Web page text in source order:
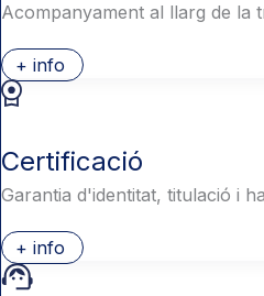
Acompanyament al llarg de la
+ info
Certificació
Garantia d'identitat, titulació i
+ info